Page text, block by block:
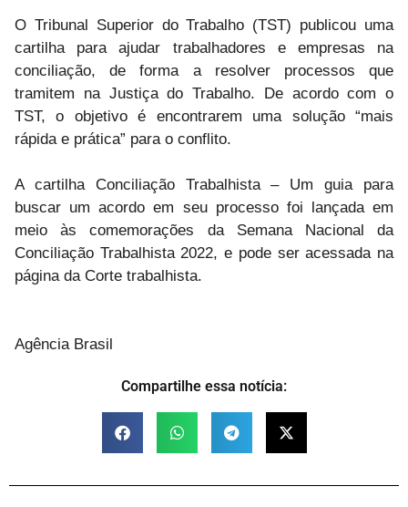
O Tribunal Superior do Trabalho (TST) publicou uma
cartilha para ajudar trabalhadores e empresas na
conciliação, de forma a resolver processos que
tramitem na Justiça do Trabalho. De acordo com o
TST, o objetivo é encontrarem uma solução “mais
rápida e prática” para o conflito.
A cartilha Conciliação Trabalhista – Um guia para
buscar um acordo em seu processo foi lançada em
meio às comemorações da Semana Nacional da
Conciliação Trabalhista 2022, e pode ser acessada na
página da Corte trabalhista.
Agência Brasil
Compartilhe essa notícia: